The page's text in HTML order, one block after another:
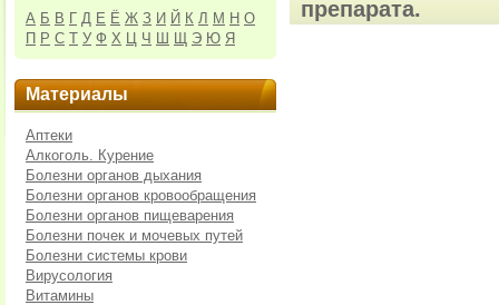
А Б В Г Д Е Ё Ж З И Й К Л М Н О
П Р С Т У Ф Х Ц Ч Ш Щ Э Ю Я
Материалы
Аптеки
Алкоголь. Курение
Болезни органов дыхания
Болезни органов кровообращения
Болезни органов пищеварения
Болезни почек и мочевых путей
Болезни системы крови
Вирусология
Витамины
препарата.